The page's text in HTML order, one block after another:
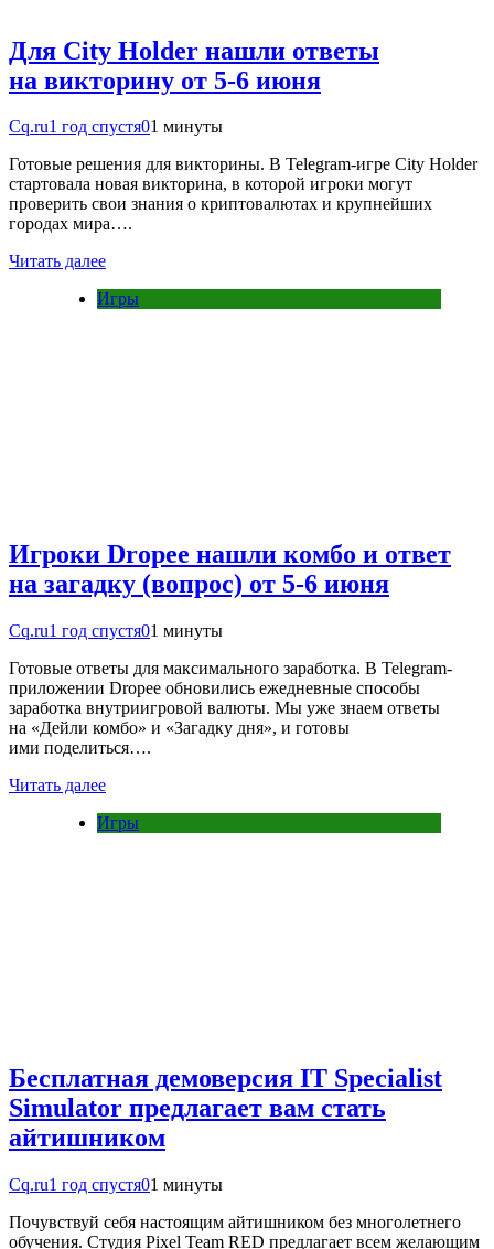
Для City Holder нашли ответы
на викторину от 5-6 июня
Cq.ru1 год спустя01 минуты
Готовые решения для викторины. В Telegram-игре City Holder
стартовала новая викторина, в которой игроки могут
проверить свои знания о криптовалютах и крупнейших
городах мира….
Читать далее
Игры
Игроки Dropee нашли комбо и ответ
на загадку (вопрос) от 5-6 июня
Cq.ru1 год спустя01 минуты
Готовые ответы для максимального заработка. В Telegram-
приложении Dropee обновились ежедневные способы
заработка внутриигровой валюты. Мы уже знаем ответы
на «Дейли комбо» и «Загадку дня», и готовы
ими поделиться….
Читать далее
Игры
Бесплатная демоверсия IT Specialist
Simulator предлагает вам стать
айтишником
Cq.ru1 год спустя01 минуты
Почувствуй себя настоящим айтишником без многолетнего
обучения. Студия Pixel Team RED предлагает всем желающим